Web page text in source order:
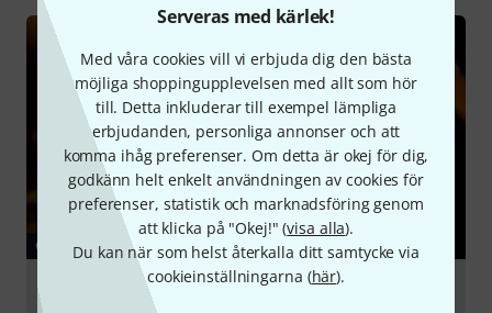
Serveras med kärlek!
Med våra cookies vill vi erbjuda dig den bästa
möjliga shoppingupplevelsen med allt som hör
till. Detta inkluderar till exempel lämpliga
erbjudanden, personliga annonser och att
komma ihåg preferenser. Om detta är okej för dig,
godkänn helt enkelt användningen av cookies för
preferenser, statistik och marknadsföring genom
att klicka på "Okej!" (visa alla).
Du kan när som helst återkalla ditt samtycke via
cookieinställningarna (här).
GUIDE